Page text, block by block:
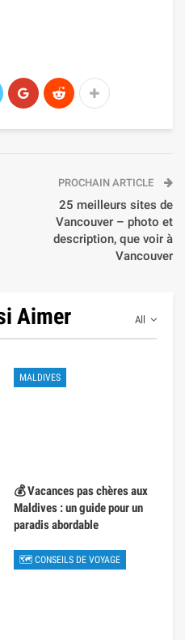
PROCHAIN ARTICLE
25 meilleurs sites de
Vancouver – photo et
description, que voir à
Vancouver
All
Aimer
MALDIVES
💰 Vacances pas chères aux
Maldives : un guide pour un
paradis abordable
🗺 CONSEILS DE VOYAGE